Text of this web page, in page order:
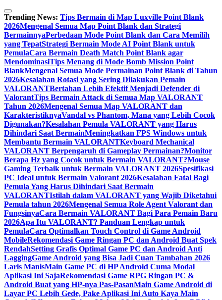
Skip
to
content
Trending News: Tips Bermain di Map Luxville Point Blank
2026Mengenal Semua Map Point Blank dan Strategi
BermainnyaPerbedaan Mode Point Blank dan Cara Memilih
yang TepatStrategi Bermain Mode AI Point Blank untuk
PemulaCara Bermain Death Match Point Blank agar
MendominasiTips Menang di Mode Bomb Mission Point
BlankMengenal Semua Mode Permainan Point Blank di Tahun
2026Kesalahan Rotasi yang Sering Dilakukan Pemain
VALORANTBertahan Lebih Efektif Menjadi Defender di
ValorantTips Bermain Attack di Semua Map VALORANT
Tahun 2026Mengenal Semua Map VALORANT dan
KarakteristiknyaVandal vs Phantom, Mana yang Lebih Cocok
Digunakan?Kesalahan Pemula VALORANT yang Harus
Dihindari Saat BermainMeningkatkan FPS Windows untuk
Membantu Bermain VALORANTKeyboard Mechanical
VALORANT Berpengaruh di Gameplay Permainan?Monitor
Berapa Hz yang Cocok untuk Bermain VALORANT?Mouse
Gaming Terbaik untuk Bermain VALORANT 2026Spesifikasi
PC Ideal untuk Bermain Valorant 2026Kesalahan Fatal Bagi
Pemula Yang Harus Dihindari Saat Bermain
VALORANTIstilah dalam VALORANT yang Wajib Diketahui
Pemula tahun 2026Mengenal Semua Role Agent Valorant dan
FungsinyaCara Bermain VALORANT Bagi Para Pemain Baru
2026Apa Itu VALORANT? Panduan Lengkap untuk
PemulaCara Optimalkan Touch Control di Game Android
MobileRekomendasi Game Ringan PC dan Android Buat Spek
RendahSetting Grafis Optimal Game PC dan Android Anti
LaggingGame Android yang Bisa Jadi Cuan Tambahan 2026
Laris ManisMain Game PC di HP Android Cuma Modal
Aplikasi Ini SajaRekomendasi Game RPG Ringan PC &
Android Buat yang HP-nya Pas-PasanMain Game Android di
Layar PC Lebih Gede, Pake Aplikasi Ini Auto Kaya Main